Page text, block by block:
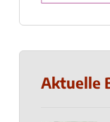
Aktuelle